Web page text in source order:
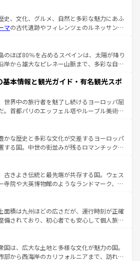
史、文化、グルメ、自然と多彩な魅力にあふ
マの古代遺跡やフィレンツェのルネッサンス
ーナの美しい田園風景やアマルフィ海岸の絶
景観も見逃せない。観光の合間には、本場の
など、絶品のイタリア料理を堪能することも
イタリアで、忘れられない旅をしてみよう！
イタリア情報は
のほぼ80％を占めるスペインは、太陽が降り
岸から雄大なピレネー山脈まで、多彩な自然
この国では、情熱的なフラメンコ、熱気あふ
して美味しいタパスが生活の一部となってい
リードの洗練された雰囲気や、バルセロナの
た街角から、地方では古代ローマ遺跡や中世
よって風土や気候が異なるスペインはその個
性で訪れる人を魅了する。 なお、新着のスペイン情報は コ
を参照してほしい。
基本情報と観光ガイド・有名観光スポ
世界中の旅行者を魅了し続けるヨーロッパ屈
。首都パリのエッフェル塔やルーブル美術館
力が詰まっている。華麗な宮殿、歴史的な大
ビーチ、そして豊かな自然が、訪れる者を心
。また、フランスは美食の国としても知ら
パンの発祥地であるランス、プロヴァンスの
ンダー畑など、多彩な楽しみ方が可能だ。さ
外の地域にも魅力が溢れており、どの街角に
を運ぶとそれぞれで全く異なる文化を体験で
きるだろう。 なお、新着のフランス情報はコンテンツ一覧
しい。
かな歴史と多彩な文化が交差するヨーロッパ
する国。中世の街並みが残るロマンチック街
国は、どこを歩いても飽きることがない。ベ
的活気、バイエルン州のアルプスの絶景、そ
沿いのワイン畑といった風景は必見。ビール
にはぜひ体験してほしい。 なお、新着の
コンテンツ一覧を参照してほしい。
古きよき伝統と最先端が共存する国。ウェス
寺院や大英博物館のようなランドマーク、歴
なる魅力がある。また、優雅なアフタヌーン
ル好きにはたまらない英国パブ、サッカー観
だからこそできる体験も豊富。イギリスを旅
照してほしい。
面積は九州ほどの広さだが、運行時刻が正確
備されており、初心者でも安心して個人旅行
まま残る町や、スイスならではのユニークな
、アルプス観光だけでなく町歩きも満喫する
。国民の所得が高いため物価も高いが、旅行
国は、広大な土地と多様な文化が魅力の国。
部から西海岸のカリフォルニアまで、訪れる